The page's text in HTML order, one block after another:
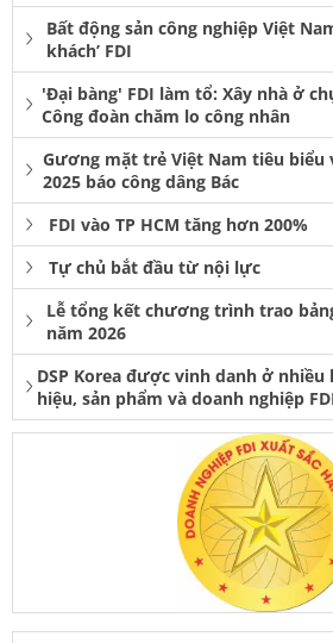
Bất động sản công nghiệp Việt
khách’ FDI
'Đại bàng' FDI làm tổ: Xây nhà ở
Công đoàn chăm lo công nhân
Gương mặt trẻ Việt Nam tiêu biểu
2025 báo công dâng Bác
FDI vào TP HCM tăng hơn 200%
Tự chủ bắt đầu từ nội lực
Lễ tổng kết chương trình trao
năm 2026
DSP Korea được vinh danh ở
hiệu, sản phẩm và doanh nghiệp